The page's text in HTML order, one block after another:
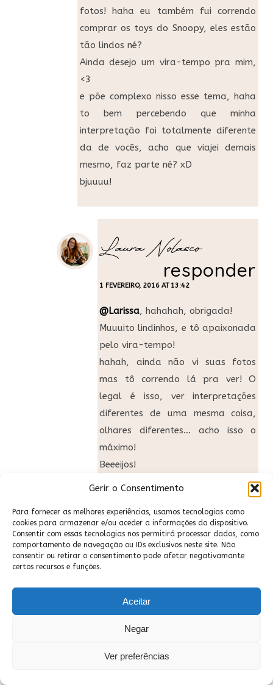
Gerir o Consentimento
Para fornecer as melhores experiências, usamos tecnologias como
cookies para armazenar e/ou aceder a informações do dispositivo.
Consentir com essas tecnologias nos permitirá processar dados, como
comportamento de navegação ou IDs exclusivos neste site. Não
consentir ou retirar o consentimento pode afetar negativamante
certos recursos e funções.
Aceitar
Negar
Ver preferências
fotos! haha eu também fui correndo
comprar os toys do Snoopy, eles estão
tão lindos né?
Ainda desejo um vira-tempo pra mim,
<3
e põe complexo nisso esse tema, haha
to bem percebendo que minha
interpretação foi totalmente diferente
da de vocês, acho que viajei demais
mesmo, faz parte né? xD
bjuuuu!
Laura Nolasco
1 FEVEREIRO, 2016 AT 13:42
responder
@Larissa, hahahah, obrigada!
Muuuito lindinhos, e tô apaixonada
pelo vira-tempo!
hahah, ainda não vi suas fotos
mas tô correndo lá pra ver! O
legal é isso, ver interpretações
diferentes de uma mesma coisa,
olhares diferentes… acho isso o
máximo!
Beeeijos!
Quem escreve